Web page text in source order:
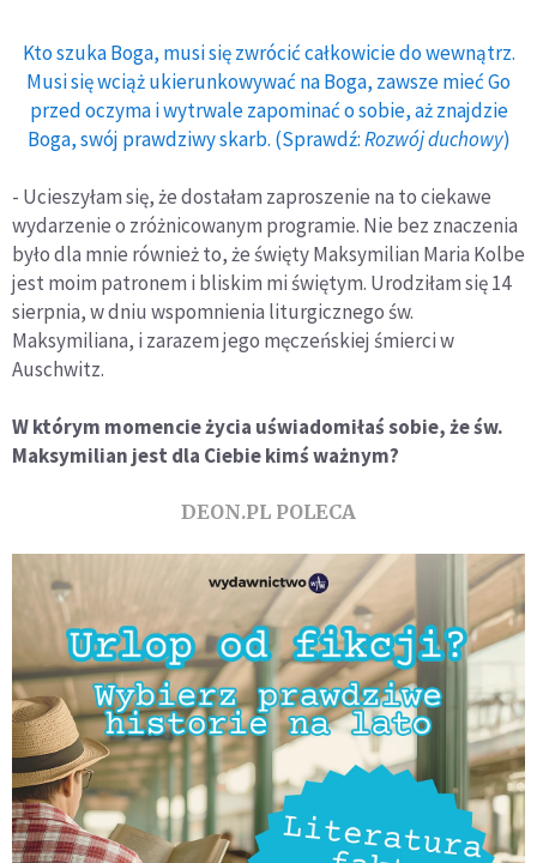
Kto szuka Boga, musi się zwrócić całkowicie do wewnątrz.
Musi się wciąż ukierunkowywać na Boga, zawsze mieć Go
przed oczyma i wytrwale zapominać o sobie, aż znajdzie
Boga, swój prawdziwy skarb. (Sprawdź:Rozwój duchowy)
- Ucieszyłam się, że dostałam zaproszenie na to ciekawe
wydarzenie o zróżnicowanym programie. Nie bez znaczenia
było dla mnie również to, że święty Maksymilian Maria Kolbe
jest moim patronem i bliskim mi świętym. Urodziłam się 14
sierpnia, w dniu wspomnienia liturgicznego św.
Maksymiliana, i zarazem jego męczeńskiej śmierci w
Auschwitz.
W którym momencie życia uświadomiłaś sobie, że św.
Maksymilian jest dla Ciebie kimś ważnym?
DEON.PL POLECA